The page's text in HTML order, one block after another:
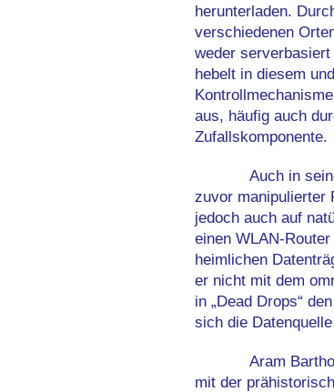
herunterladen.
verschiedenen
weder
hebelt in diesem
aus, häufig auch
Zufallskomponente.
Auch in
zuvor manipulierter
jedoch auch auf
einen WLAN-
heimlichen
er nicht mit dem
in „Dead Drops“
sich die
Aram
mit der